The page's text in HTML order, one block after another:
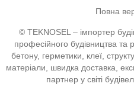
Повна
© TEKNOSEL – імпортер
професійного будівництва та
бетону, герметики, клеї,
матеріали, швидка доставка,
партнер у світі